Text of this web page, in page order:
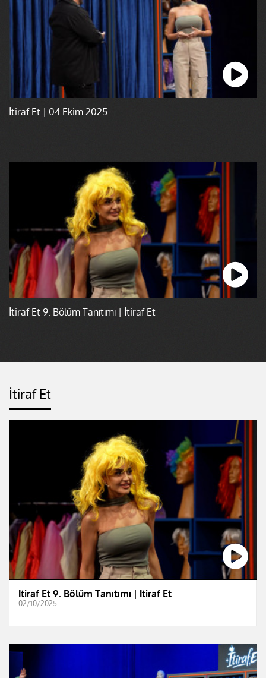
İtiraf Et | 04 Ekim 2025
İtiraf Et 9. Bölüm Tanıtımı | İtiraf Et
İtiraf Et
İtiraf Et 9. Bölüm Tanıtımı | İtiraf Et
02/10/2025